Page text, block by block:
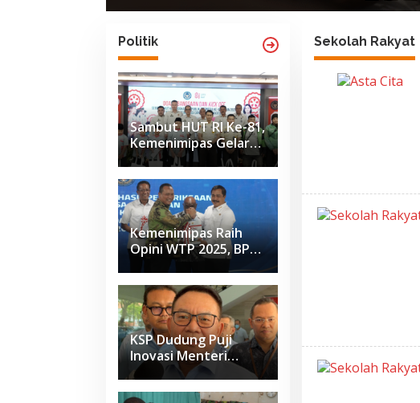
Politik
Sambut HUT RI Ke-81,
Kemenimipas Gelar
Doa Lintas Agama
dan Paparkan
Capaian Semester I
2026
Kemenimipas Raih
Opini WTP 2025, BPK
Apresiasi Penguatan
Tata Kelola
Keuangan
KSP Dudung Puji
Inovasi Menteri
Imipas Ubah Wajah
Nusakambangan
Sekolah Rakyat